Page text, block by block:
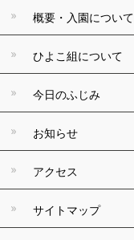
概要・入園について
ひよこ組について
今日のふじみ
お知らせ
アクセス
サイトマップ